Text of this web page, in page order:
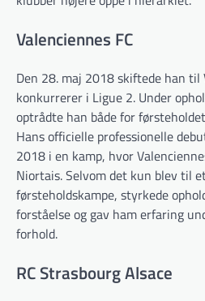
Valenciennes FC
Den 28. maj 2018 skiftede han til
konkurrerer i Ligue 2. Under
optrådte han både for
Hans officielle professionelle
2018 i en kamp, hvor
Niortais. Selvom det kun blev til
førsteholdskampe, styrkede
forståelse og gav ham erfaring
forhold.
RC Strasbourg Alsace